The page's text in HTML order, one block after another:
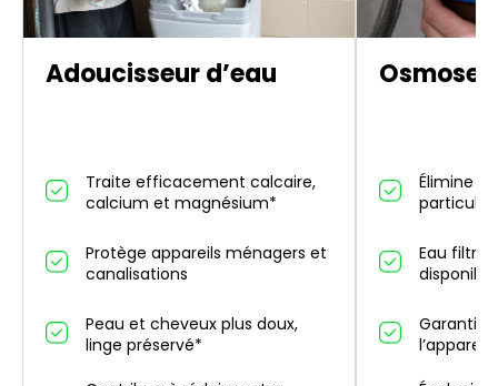
Adoucisseur d’eau
Traite efficacement calcaire,
calcium et magnésium*
Protège appareils ménagers et
canalisations
Peau et cheveux plus doux,
linge préservé*
Élimine
Eau
Garantie
l’appareil